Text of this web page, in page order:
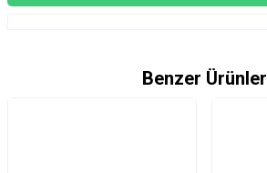
Benzer Ürünler